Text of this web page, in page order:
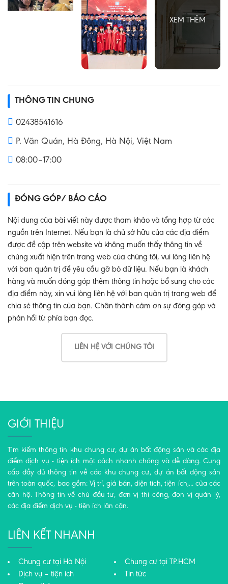
THÔNG TIN CHUNG
02438541616
P. Văn Quán, Hà Đông, Hà Nội, Việt Nam
08:00–17:00
ĐÓNG GÓP/ BÁO CÁO
Nội dung của bài viết này được tham khảo và tổng hợp từ các
nguồn trên Internet. Nếu bạn là chủ sở hữu của các địa điểm
được đề cập trên website và không muốn thấy thông tin về
chúng xuất hiện trên trang web của chúng tôi, vui lòng liên hệ
với ban quản trị để yêu cầu gỡ bỏ dữ liệu. Nếu bạn là khách
hàng và muốn đóng góp thêm thông tin hoặc bổ sung cho các
địa điểm này, xin vui lòng liên hệ với ban quản trị trang web để
chia sẻ thông tin của bạn. Chân thành cảm ơn sự đóng góp và
phản hồi từ phía bạn đọc.
LIÊN HỆ VỚI CHÚNG TÔI
GIỚI THIỆU
Tìm kiếm thông tin khu chung cư, dự án bất động sản và các địa
điểm dịch vụ - tiện ích một cách nhanh chóng và dễ dàng. Cung
cấp đầy đủ thông tin về các khu chung cư, dự án bất động sản
trên toàn quốc, bao gồm: Vị trí, giá bán, diện tích, tiện ích,... của các
căn hộ. Thông tin về chủ đầu tư, đơn vị thi công, đơn vị quản lý,
các địa điểm dịch vụ - tiện ích lân cận.
LIÊN KẾT NHANH
Chung cư tại Hà Nội
Chung cư tại TP.HCM
Dịch vụ – tiện ích
Tin tức